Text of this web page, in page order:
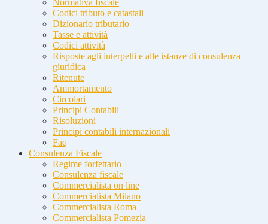
Normativa fiscale
Codici tributo e catastali
Dizionario tributario
Tasse e attività
Codici attività
Risposte agli interpelli e alle istanze di consulenza
giuridica
Ritenute
Ammortamento
Circolari
Principi Contabili
Risoluzioni
Principi contabili internazionali
Faq
Consulenza Fiscale
Regime forfettario
Consulenza fiscale
Commercialista on line
Commercialista Milano
Commercialista Roma
Commercialista Pomezia